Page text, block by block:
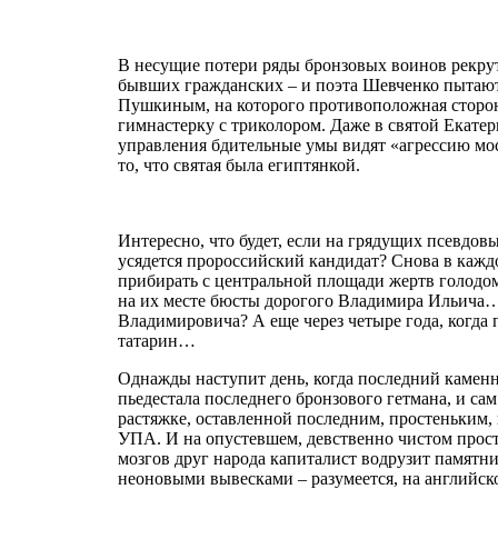
В несущие потери ряды бронзовых воинов
бывших гражданских – и поэта Шевченко
Пушкиным, на которого противоположная
гимнастерку с триколором. Даже в святой
управления бдительные умы видят «агрессию
то, что святая была египтянкой.
Интересно, что будет, если на грядущих
усядется пророссийский кандидат? Снова в
прибирать с центральной площади жертв
на их месте бюсты дорогого Владимира
Владимировича? А еще через четыре года, когда
татарин…
Однажды наступит день, когда последний
пьедестала последнего бронзового гетмана, и
растяжке, оставленной последним,
УПА. И на опустевшем, девственно чистом
мозгов друг народа капиталист водрузит
неоновыми вывесками – разумеется, на